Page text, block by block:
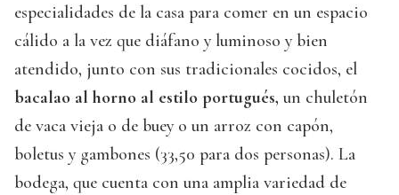
especialidades de la casa para comer en un espacio
cálido a la vez que diáfano y luminoso y bien
atendido, junto con sus tradicionales cocidos, el
bacalao al horno al estilo portugués, un chuletón
de vaca vieja o de buey o un arroz con capón,
boletus y gambones (33,50 para dos personas). La
bodega, que cuenta con una amplia variedad de